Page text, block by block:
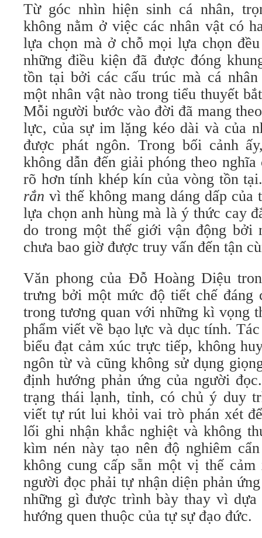
Từ góc nhìn hiện sinh cá nhân,
không nằm ở việc các nhân vật có
lựa chọn mà ở chỗ mọi lựa chọn
những điều kiện đã được đóng
tồn tại bởi các cấu trúc mà cá
một nhân vật nào trong tiểu thuyết
Mỗi người bước vào đời đã mang
lực, của sự im lặng kéo dài và của
được phát ngôn. Trong bối cảnh
không dẫn đến giải phóng theo
rõ hơn tính khép kín của vòng tồn
rắn vì thế không mang dáng dấp của
lựa chọn anh hùng mà là ý thức cay
do trong một thế giới vận động bởi
chưa bao giờ được truy vấn đến tận
Văn phong của Đỗ Hoàng Diệu
trưng bởi một mức độ tiết chế đáng
trong tương quan với những kì vọng
phẩm viết về bạo lực và dục tính.
biểu đạt cảm xúc trực tiếp, không
ngôn từ và cũng không sử dụng
định hướng phản ứng của người
trạng thái lạnh, tỉnh, có chủ ý duy
viết tự rút lui khỏi vai trò phán xét
lối ghi nhận khắc nghiệt và không
kìm nén này tạo nên độ nghiêm
không cung cấp sẵn một vị thế
người đọc phải tự nhận diện phản
những gì được trình bày thay vì
hướng quen thuộc của tự sự đạo đức.